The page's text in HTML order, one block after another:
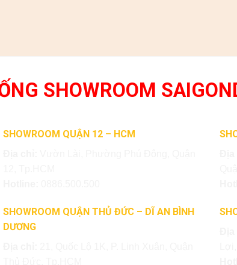
SHOWROOM
SHOWROOM QUẬN 12 – HCM
SHOWROOM QUẬN THỦ ĐỨC – DĨ AN BÌNH
DƯƠNG